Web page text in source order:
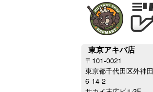
東京アキバ店
〒101-0021
東京都千代田区外神田
6-14-2